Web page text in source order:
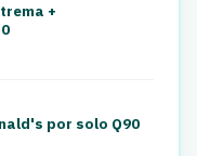
+
por solo Q90